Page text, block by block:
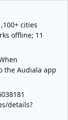
cities
offline; 11
the Audiala app
details?